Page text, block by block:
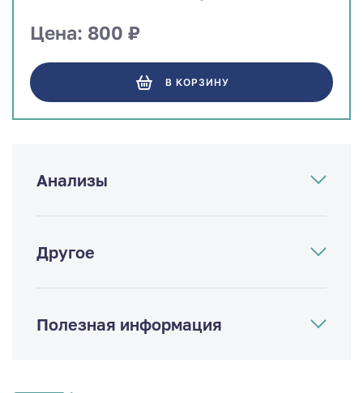
Анализы
Другое
Полезная информация
Цена: 800 ₽
В КОРЗИНУ